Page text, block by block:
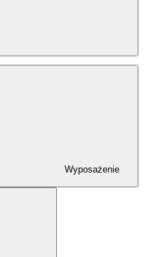
Wyposażenie